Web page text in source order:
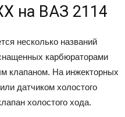
на ВАЗ 2114
несколько названий
карбюраторами
клапаном. На инжекторных
датчиком холостого
холостого хода.